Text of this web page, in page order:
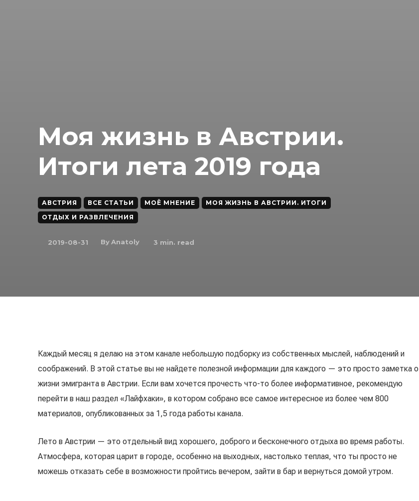
Моя жизнь в Австрии.
Итоги лета 2019 года
АВСТРИЯ ВСЕ СТАТЬИ МОЁ МНЕНИЕ
МОЯ ЖИЗНЬ В АВСТРИИ. ИТОГИ
ОТДЫХ И РАЗВЛЕЧЕНИЯ
2019-08-31 ByAnatoly 3 min. read
Каждый месяц я делаю на этом канале небольшую подборку из собственных мыслей, наблюдений и
соображений. В этой статье вы не найдете полезной информации для каждого — это просто заметка о
жизни эмигранта в Австрии. Если вам хочется прочесть что-то более информативное, рекомендую
перейти в наш раздел «Лайфхаки», в котором собрано все самое интересное из более чем 800
материалов, опубликованных за 1,5 года работы канала.
Лето в Австрии — это отдельный вид хорошего, доброго и бесконечного отдыха во время работы.
Атмосфера, которая царит в городе, особенно на выходных, настолько теплая, что ты просто не
можешь отказать себе в возможности пройтись вечером, зайти в бар и вернуться домой утром.